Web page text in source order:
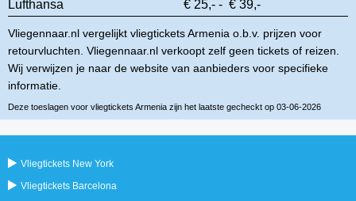
Lufthansa
€ 25,- - € 39,-
Vliegennaar.nl vergelijkt vliegtickets Armenia o.b.v. prijzen voor
retourvluchten. Vliegennaar.nl verkoopt zelf geen tickets of reizen.
Wij verwijzen je naar de website van aanbieders voor specifieke
informatie.
Deze toeslagen voor vliegtickets Armenia zijn het laatste gecheckt op 03-06-2026
Vliegtickets New York
Vliegtickets Barcelona